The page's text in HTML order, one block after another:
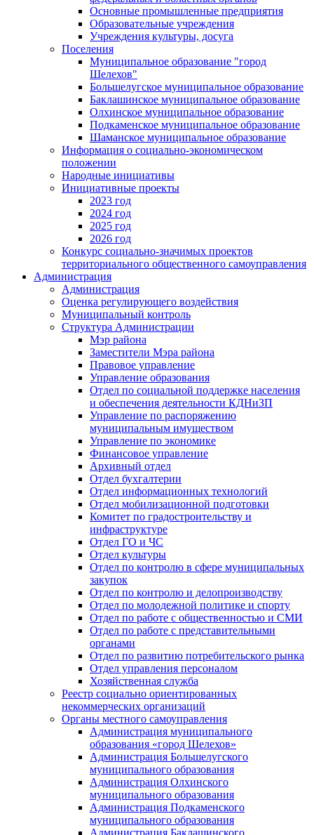
Основные промышленные предприятия
Образовательные учреждения
Учреждения культуры, досуга
Поселения
Муниципальное образование "город
Шелехов"
Большелугское муниципальное образование
Баклашинское муниципальное образование
Олхинское муниципальное образование
Подкаменское муниципальное образование
Шаманское муниципальное образование
Информация о социально-экономическом
положении
Народные инициативы
Инициативные проекты
2023 год
2024 год
2025 год
2026 год
Конкурс социально-значимых проектов
территориального общественного самоуправления
Администрация
Администрация
Оценка регулирующего воздействия
Муниципальный контроль
Структура Администрации
Мэр района
Заместители Мэра района
Правовое управление
Управление образования
Отдел по социальной поддержке населения
и обеспечения деятельности КДНиЗП
Управление по распоряжению
муниципальным имуществом
Управление по экономике
Финансовое управление
Архивный отдел
Отдел бухгалтерии
Отдел информационных технологий
Отдел мобилизационной подготовки
Комитет по градостроительству и
инфраструктуре
Отдел ГО и ЧС
Отдел культуры
Отдел по контролю в сфере муниципальных
закупок
Отдел по контролю и делопроизводству
Отдел по молодежной политике и спорту
Отдел по работе с общественностью и СМИ
Отдел по работе с представительными
органами
Отдел по развитию потребительского рынка
Отдел управления персоналом
Хозяйственная служба
Реестр социально ориентированных
некоммерческих организаций
Органы местного самоуправления
Администрация муниципального
образования «город Шелехов»
Администрация Большелугского
муниципального образования
Администрация Олхинского
муниципального образования
Администрация Подкаменского
муниципального образования
Администрация Баклашинского